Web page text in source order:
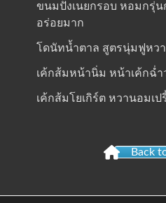
ขนมปังเนยกรอบ หอมกรุ่
อร่อยมาก
โดนัทน้ำตาล สูตรนุ่มฟูหว
เค้กส้มหน้านิ่ม หน้าเค้กฉ่ำ
เค้กส้มโยเกิร์ต หวานอมเ
Back